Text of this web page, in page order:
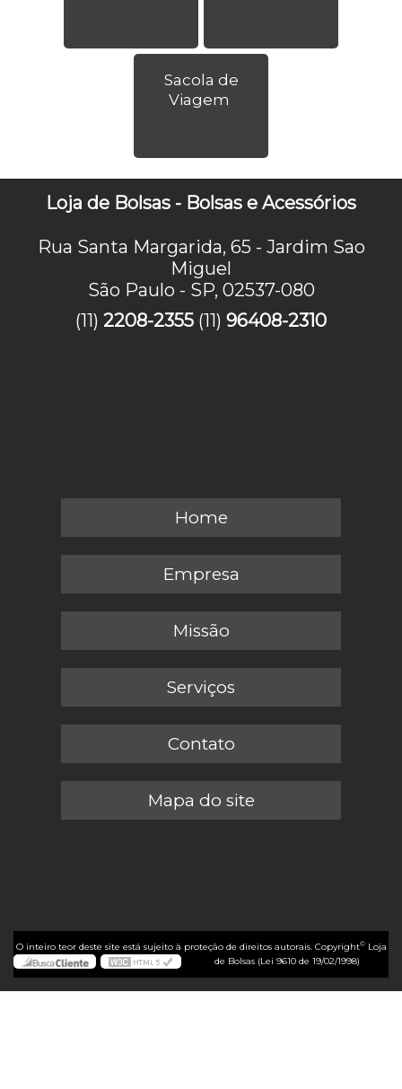
Sacola de
Viagem
Loja de Bolsas - Bolsas e Acessórios
Rua Santa Margarida, 65 - Jardim Sao
Miguel
São Paulo - SP, 02537-080
(11) 2208-2355 (11) 96408-2310
Home
Empresa
Missão
Serviços
Contato
Mapa do site
O inteiro teor deste site está sujeito à proteção de direitos autorais. Copyright©Loja
de Bolsas (Lei 9610 de 19/02/1998)